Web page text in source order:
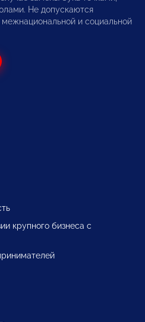
Не допускаются
и социальной
крупного бизнеса с